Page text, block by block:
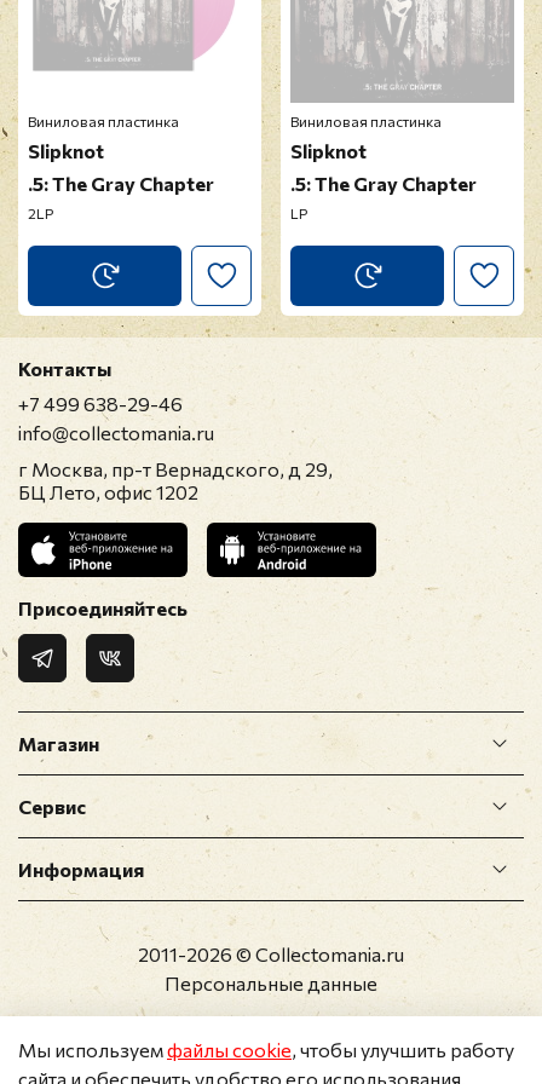
Виниловая пластинка
Slipknot
.5: The Gray Chapter
2LP
Виниловая пластинка
Slipknot
.5: The Gray Chapter
LP
Магазин
Сервис
Информация
Контакты
+7 499 638-29-46
info@collectomania.ru
г Москва, пр-т Вернадского, д 29,
БЦ Лето, офис 1202
Присоединяйтесь
2011-2026 © Collectomania.ru
Персональные данные
Мы используемфайлы cookie, чтобы улучшить работу
сайта и обеспечить удобство его использования.